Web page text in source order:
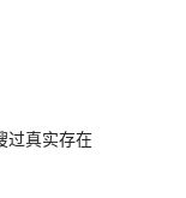
过真实存在